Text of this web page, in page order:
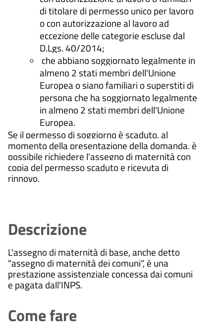
di titolare di permesso unico per lavoro
o con autorizzazione al lavoro ad
eccezione delle categorie escluse dal
D.Lgs. 40/2014;
che abbiano soggiornato legalmente in
almeno 2 stati membri dell'Unione
Europea o siano familiari o superstiti di
persona che ha soggiornato legalmente
in almeno 2 stati membri dell'Unione
Europea.
Se il permesso di soggiorno è scaduto, al
momento della presentazione della domanda, è
possibile richiedere l’assegno di maternità con
copia del permesso scaduto e ricevuta di
rinnovo.
Descrizione
L'assegno di maternità di base, anche detto
"assegno di maternità dei comuni", è una
prestazione assistenziale concessa dai comuni
e pagata dall'INPS.
Come fare